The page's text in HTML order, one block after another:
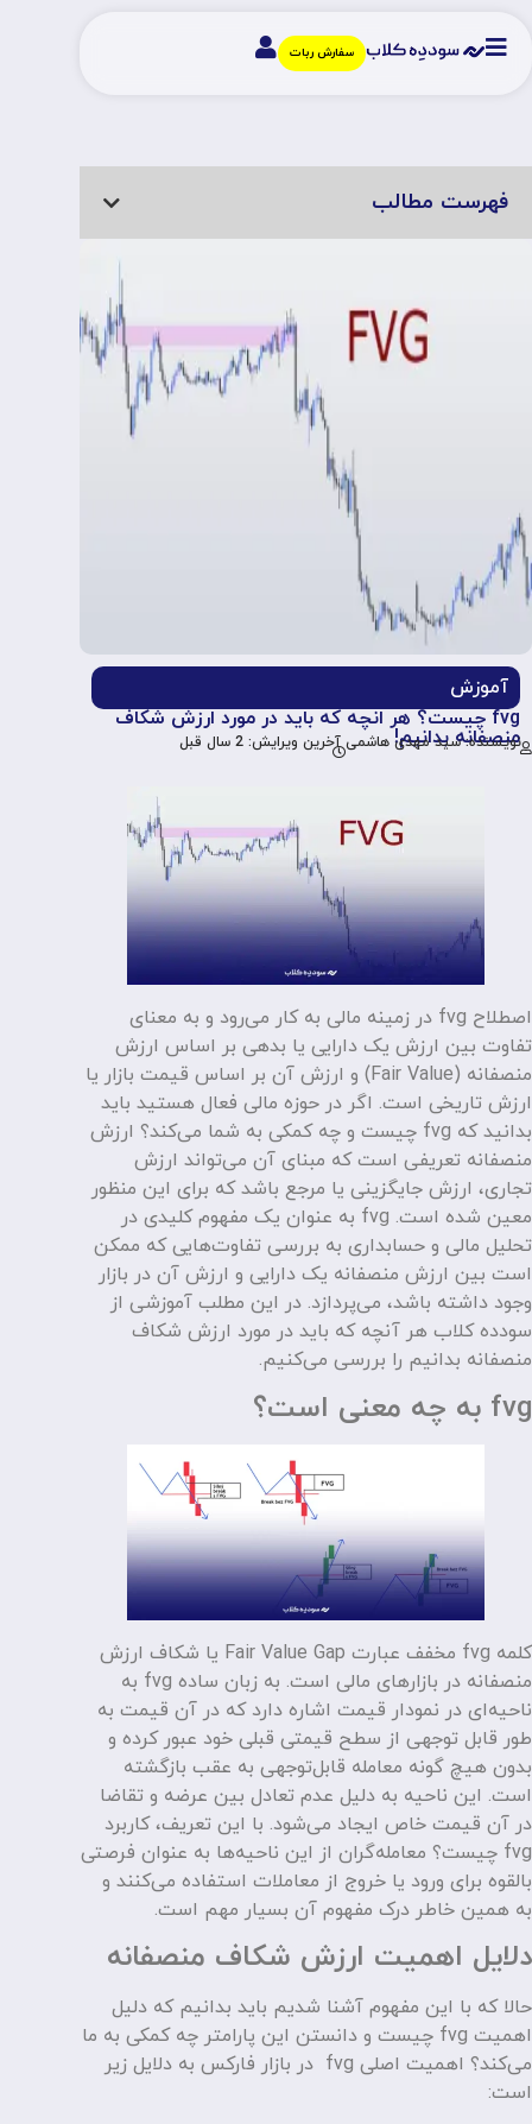
سفارش ربات
fvg چیست؟ هر انچه که باید در مورد ارزش شکاف
منصفانه بدانیم!
آموزش
نویسنده: سید مهدی هاشمی آخرین ویرایش: 2 سال قبل
اصطلاح fvg در زمینه مالی به کار می‌رود و به معنای
تفاوت بین ارزش یک دارایی یا بدهی بر اساس ارزش
منصفانه (Fair Value) و ارزش آن بر اساس قیمت بازار یا
ارزش تاریخی است. اگر در حوزه مالی فعال هستید باید
بدانید که fvg چیست و چه کمکی به شما می‌کند؟ ارزش
منصفانه تعریفی است که مبنای آن می‌تواند ارزش
تجاری، ارزش جایگزینی یا مرجع باشد که برای این منظور
معین شده است. fvg به عنوان یک مفهوم کلیدی در
تحلیل مالی و حسابداری به بررسی تفاوت‌هایی که ممکن
است بین ارزش منصفانه یک دارایی و ارزش آن در بازار
وجود داشته باشد، می‌پردازد. در این مطلب آموزشی از
سودده کلاب هر آنچه که باید در مورد ارزش شکاف
منصفانه بدانیم را بررسی می‌کنیم.
fvg به چه معنی است؟
کلمه fvg مخفف عبارت Fair Value Gap یا شکاف ارزش
منصفانه در بازارهای مالی است. به زبان ساده fvg به
ناحیه‌ای در نمودار قیمت اشاره دارد که در آن قیمت به
طور قابل توجهی از سطح قیمتی قبلی خود عبور کرده و
بدون هیچ گونه معامله قابل‌توجهی به عقب بازگشته
است. این ناحیه به دلیل عدم تعادل بین عرضه و تقاضا
در آن قیمت خاص ایجاد می‌شود. با این تعریف، کاربرد
fvg چیست؟ معامله‌گران از این ناحیه‌ها به عنوان فرصتی
بالقوه برای ورود یا خروج از معاملات استفاده می‌کنند و
به همین خاطر درک مفهوم آن بسیار مهم است.
دلایل اهمیت ارزش شکاف منصفانه
حالا که با این مفهوم آشنا شدیم باید بدانیم که دلیل
اهمیت fvg چیست و دانستن این پارامتر چه کمکی به ما
می‌کند؟ اهمیت اصلی fvg در بازار فارکس به دلایل زیر
است:
فهرست مطالب